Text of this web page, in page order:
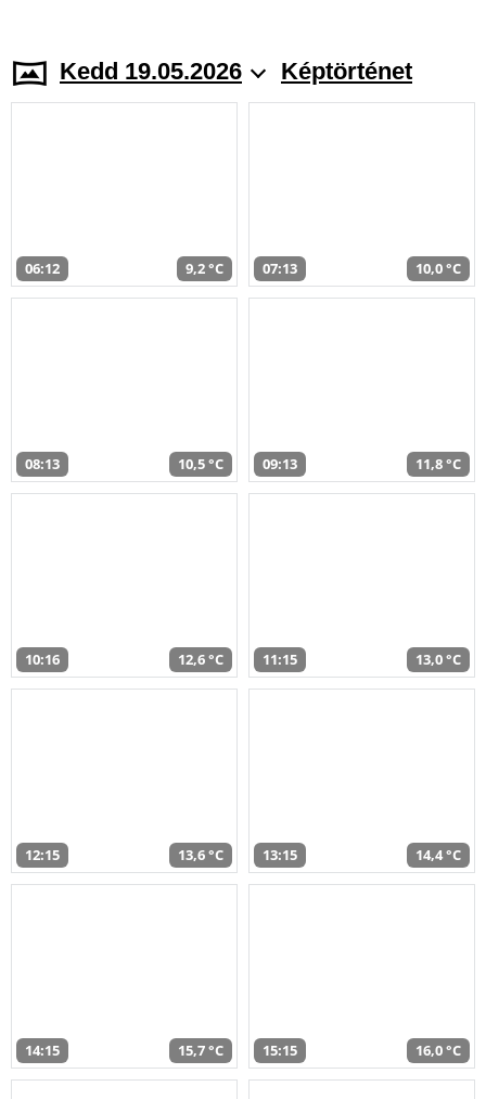
Kedd 19.05.2026 Képtörténet
06:12 9,2 °C 07:13 10,0 °C
08:13 10,5 °C 09:13 11,8 °C
10:16 12,6 °C 11:15 13,0 °C
12:15 13,6 °C 13:15 14,4 °C
14:15 15,7 °C 15:15 16,0 °C